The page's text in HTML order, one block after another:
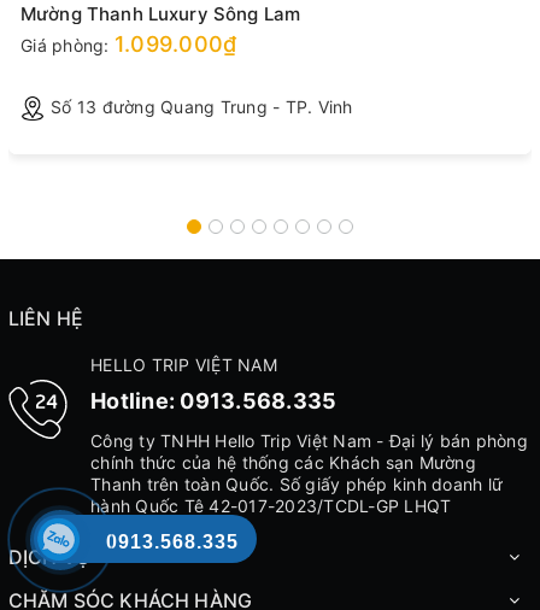
Mường Thanh Luxury Sông Lam
Giá phòng: 1.099.000₫
Số 13 đường Quang Trung - TP. Vinh
LIÊN HỆ
HELLO TRIP VIỆT NAM
Hotline: 0913.568.335
Công ty TNHH Hello Trip Việt Nam - Đại lý bán phòng
chính thức của hệ thống các Khách sạn Mường
Thanh trên toàn Quốc. Số giấy phép kinh doanh lữ
hành Quốc Tê 42-017-2023/TCDL-GP LHQT
DỊCH VỤ
CHĂM SÓC KHÁCH HÀNG
0913.568.335